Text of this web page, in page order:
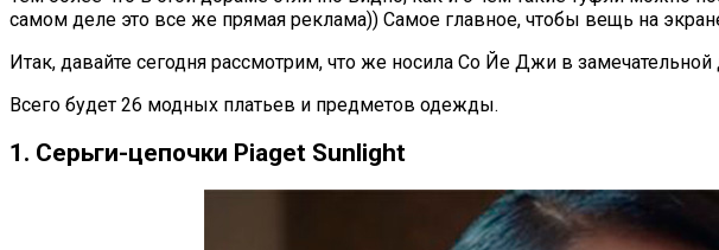
самом деле это все же прямая реклама)) Самое главное, чтобы вещь на
Итак, давайте сегодня рассмотрим, что же носила Со Йе Джи в
Всего будет 26 модных платьев и предметов одежды.
1. Серьги-цепочки Piaget Sunlight